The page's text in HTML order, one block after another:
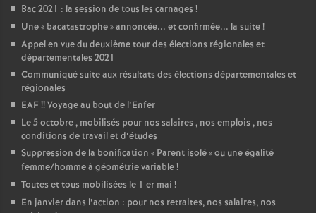
Bac 2021 : la session de tous les carnages !
Une « bacatastrophe» annoncée... et confirmée... la suite!
Appel en vue du deuxième tour des élections régionales et
départementales 2021
Communiqué suite aux résultats des élections départementales et
régionales
EAF!! Voyage au bout de l’Enfer
Le 5 octobre , mobilisés pour nos salaires , nos emplois , nos
conditions de travail et d’études
Suppression de la bonification « Parent isolé» ou une égalité
femme/homme à géométrie variable!
Toutes et tous mobilisées le 1 er mai !
En janvier dans l’action : pour nos retraites, nos salaires, nos